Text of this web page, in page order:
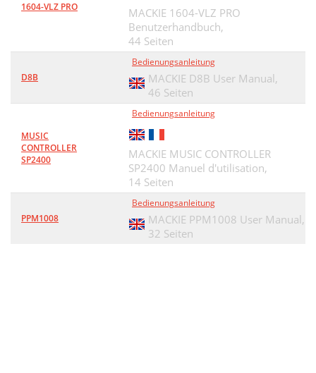
1604-VLZ PRO
MACKIE 1604-VLZ PRO
Benutzerhandbuch,
44 Seiten
D8B
Bedienungsanleitung
MACKIE D8B User Manual,
46 Seiten
MUSIC
CONTROLLER
SP2400
Bedienungsanleitung
MACKIE MUSIC CONTROLLER
SP2400 Manuel d'utilisation,
14 Seiten
PPM1008
Bedienungsanleitung
MACKIE PPM1008 User Manual,
32 Seiten